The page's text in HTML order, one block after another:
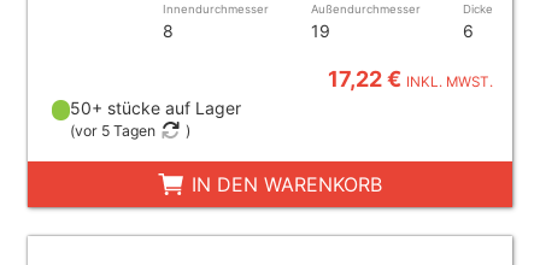
Innendurchmesser
8
Außendurchmesser
19
Dicke
6
17,22 € INKL. MWST.
50+ stücke auf Lager
(vor 5 Tagen )
IN DEN WARENKORB